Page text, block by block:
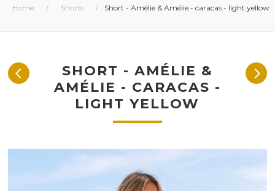
Home / Shorts / Short - Amélie & Amélie - caracas - light yellow
SHORT - AMÉLIE &
AMÉLIE - CARACAS -
LIGHT YELLOW